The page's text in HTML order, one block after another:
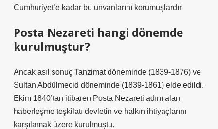
Cumhuriyet’e kadar bu unvanlarını korumuşlardır.
Posta Nezareti hangi dönemde
kurulmuştur?
Ancak asıl sonuç Tanzimat döneminde (1839-1876) ve
Sultan Abdülmecid döneminde (1839-1861) elde edildi.
Ekim 1840’tan itibaren Posta Nezareti adını alan
haberleşme teşkilatı devletin ve halkın ihtiyaçlarını
karşılamak üzere kurulmuştu.